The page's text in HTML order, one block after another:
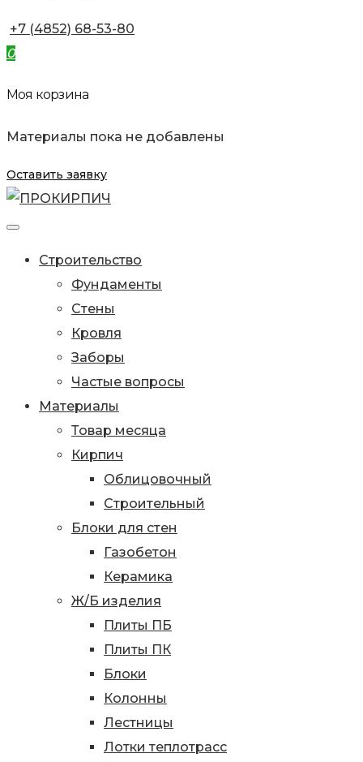
+7 (4852) 68-53-80
0
Моя корзина
Материалы пока не добавлены
Оставить заявку
Строительство
Фундаменты
Стены
Кровля
Заборы
Частые вопросы
Материалы
Товар месяца
Кирпич
Облицовочный
Строительный
Блоки для стен
Газобетон
Керамика
Ж/Б изделия
Плиты ПБ
Плиты ПК
Блоки
Колонны
Лестницы
Лотки теплотрасс